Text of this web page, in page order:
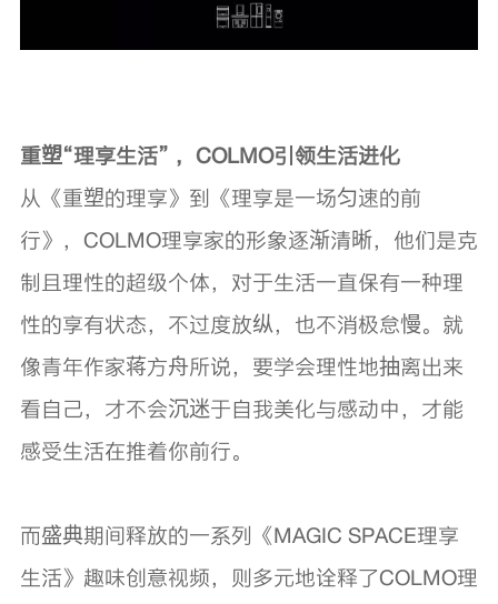
重塑“理享生活” ，COLMO引领生活进化
从《重塑的理享》到《理享是一场匀速的前
行》，COLMO理享家的形象逐渐清晰，他们是克
制且理性的超级个体，对于生活一直保有一种理
性的享有状态，不过度放纵，也不消极怠慢。就
像青年作家蒋方舟所说，要学会理性地抽离出来
看自己，才不会沉迷于自我美化与感动中，才能
感受生活在推着你前行。
而盛典期间释放的一系列《MAGIC SPACE理享
生活》趣味创意视频，则多元地诠释了COLMO理